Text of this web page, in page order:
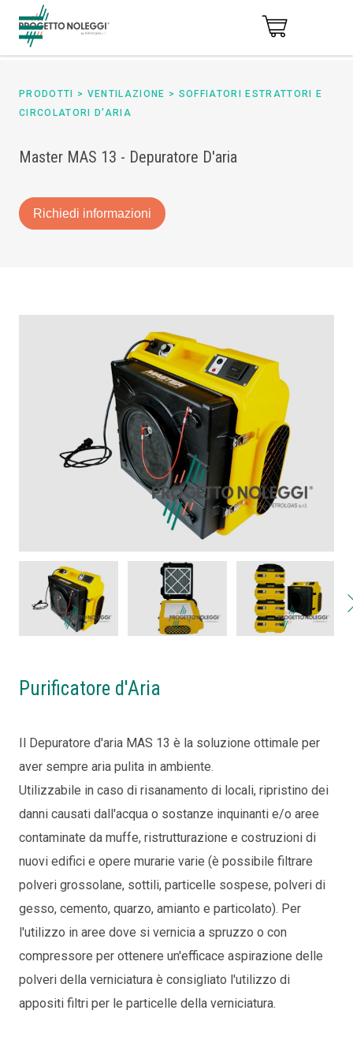
PRODOTTI > VENTILAZIONE > SOFFIATORI ESTRATTORI E
CIRCOLATORI D'ARIA
Master MAS 13 - Depuratore D'aria
Richiedi informazioni
Purificatore d'Aria
Il Depuratore d'aria MAS 13 è la soluzione ottimale per
aver sempre aria pulita in ambiente.
Utilizzabile in caso di risanamento di locali, ripristino dei
danni causati dall'acqua o sostanze inquinanti e/o aree
contaminate da muffe, ristrutturazione e costruzioni di
nuovi edifici e opere murarie varie (è possibile filtrare
polveri grossolane, sottili, particelle sospese, polveri di
gesso, cemento, quarzo, amianto e particolato). Per
l'utilizzo in aree dove si vernicia a spruzzo o con
compressore per ottenere un'efficace aspirazione delle
polveri della verniciatura è consigliato l'utilizzo di
appositi filtri per le particelle della verniciatura.